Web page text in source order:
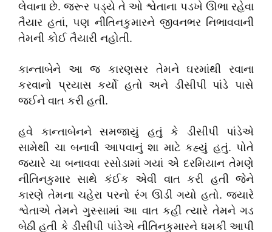
લેવાના છે. જરૂર પડ્યે તે ઓ શ્વેતાના પડખે ઊભા રહેવા
તૈયાર હતાં, પણ નીતિનકુમારને જીવનભર નિભાવવાની
તેમની કોઈ તૈયારી નહોતી.
કાન્તાબેને આ જ કારણસર તેમને ઘરમાંથી રવાના
કરવાનો પ્રયાસ કર્યો હતો અને ડીસીપી પાંડે પાસે
જઈને વાત કરી હતી.
હવે કાન્તાબેનને સમજાયું હતું કે ડીસીપી પાંડેએ
સામેથી ચા બનાવી આપવાનું શા માટે કહ્યું હતું. પોતે
જ્યારે ચા બનાવવા રસોડામાં ગયાં એે દરમિયાન તેમણે
નીતિનકુમાર સાથે કંઈક એવી વાત કરી હતી જેને
કારણે તેમના ચહેરા પરનો રંગ ઊડી ગયો હતો. જ્યારે
શ્વેતાએ તેમને ગુસ્સામાં આ વાત કહી ત્યારે તેમને ગડ
બેઠી હતી કે ડીસીપી પાંડેએ નીતિનકુમારને ધમકી આપી